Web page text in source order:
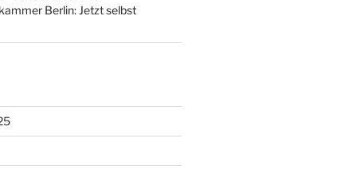
Berlin: Jetzt selbst